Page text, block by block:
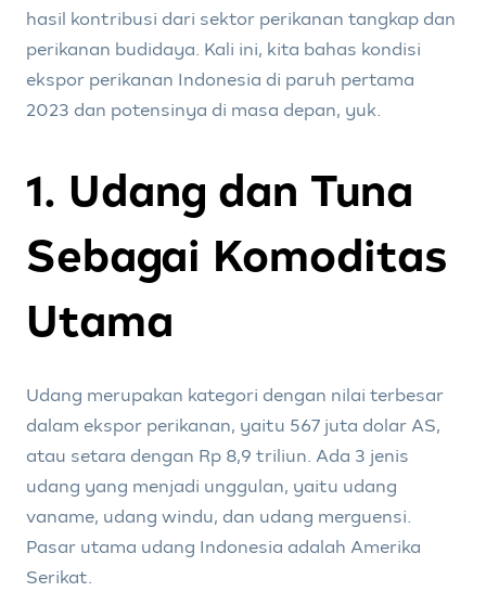
hasil kontribusi dari sektor perikanan tangkap dan
perikanan budidaya. Kali ini, kita bahas kondisi
ekspor perikanan Indonesia di paruh pertama
2023 dan potensinya di masa depan, yuk.
1. Udang dan Tuna
Sebagai Komoditas
Utama
Udang merupakan kategori dengan nilai terbesar
dalam ekspor perikanan, yaitu 567 juta dolar AS,
atau setara dengan Rp 8,9 triliun. Ada 3 jenis
udang yang menjadi unggulan, yaitu udang
vaname, udang windu, dan udang merguensi.
Pasar utama udang Indonesia adalah Amerika
Serikat.